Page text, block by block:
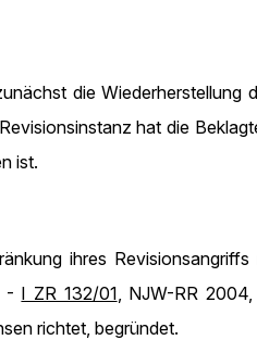
die Wiederherstellung
hat die
ist.
ihres
- I ZR 132/01, NJW-RR
richtet, begründet.